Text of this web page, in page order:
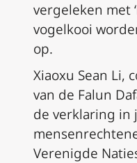
vergeleken met
vogelkooi
op.
Xiaoxu Sean Li,
van de Falun
de verklaring in
Verenigde